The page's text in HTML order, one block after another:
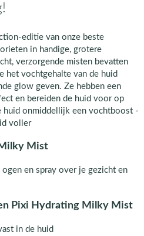
editie van onze beste
in handige, grotere
verzorgende misten bevatten
het vochtgehalte van de huid
glow geven. Ze hebben een
en bereiden de huid voor op
huid onmiddellijk een vochtboost -
voller
Mist
en spray over je gezicht en
Pixi Hydrating Milky Mist
in de huid